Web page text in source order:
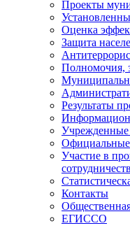
Проекты
Оценка
Защита
Полномочия,
Результаты
Официальные
Участие в
Контакты
ЕГИССО